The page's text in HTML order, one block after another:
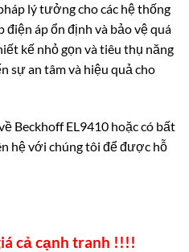
lý tưởng cho các hệ thống
điện áp ổn định và bảo vệ quá
kế nhỏ gọn và tiêu thụ năng
sự an tâm và hiệu quả cho
Beckhoff EL9410 hoặc có bất
hệ với chúng tôi để được hỗ
cả cạnh tranh !!!!